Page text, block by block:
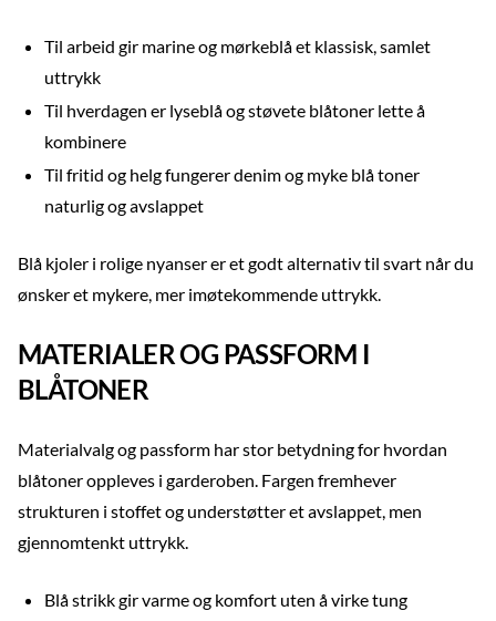
Til arbeid gir marine og mørkeblå et klassisk, samlet
uttrykk
Til hverdagen er lyseblå og støvete blåtoner lette å
kombinere
Til fritid og helg fungerer denim og myke blå toner
naturlig og avslappet
Blå kjoler i rolige nyanser er et godt alternativ til svart når du
ønsker et mykere, mer imøtekommende uttrykk.
MATERIALER OG PASSFORM I
BLÅTONER
Materialvalg og passform har stor betydning for hvordan
blåtoner oppleves i garderoben. Fargen fremhever
strukturen i stoffet og understøtter et avslappet, men
gjennomtenkt uttrykk.
Blå strikk gir varme og komfort uten å virke tung